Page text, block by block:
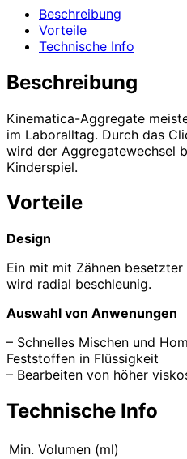
Beschreibung
Vorteile
Technische Info
Beschreibung
Kinematica-Aggregate
im Laboralltag. Durch das
wird der Aggregatewechsel
Kinderspiel.
Vorteile
Design
Ein mit mit Zähnen
wird radial beschleunig.
Auswahl von Anwenungen
– Schnelles Mischen und
Feststoffen in Flüssigkeit
– Bearbeiten von höher
Technische Info
Min. Volumen (ml)